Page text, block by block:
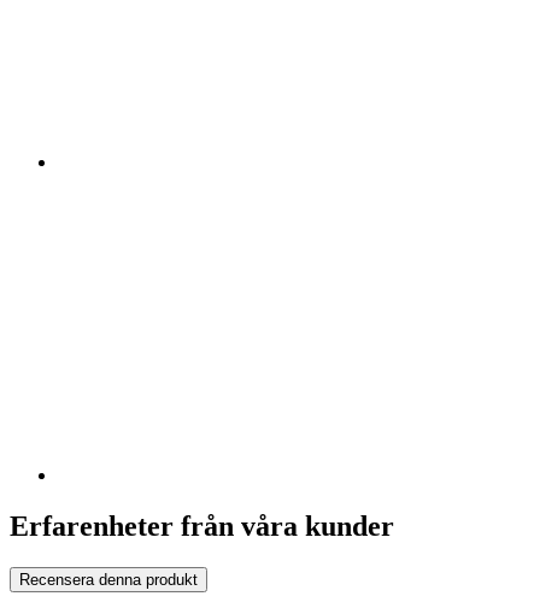
Erfarenheter från våra kunder
Recensera denna produkt